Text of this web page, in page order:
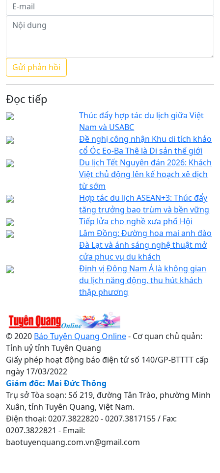
Đọc tiếp
Thúc đẩy hợp tác du lịch giữa Việt
Nam và USABC
Đề nghị công nhận Khu di tích khảo
cổ Óc Eo-Ba Thê là Di sản thế giới
Du lịch Tết Nguyên đán 2026: Khách
Việt chủ động lên kế hoạch xê dịch
từ sớm
Hợp tác du lịch ASEAN+3: Thúc đẩy
tăng trưởng bao trùm và bền vững
Tiếp lửa cho nghề xưa phố Hội
Lâm Đồng: Đường hoa mai anh đào
Đà Lạt và ánh sáng nghệ thuật mở
cửa phục vụ du khách
Định vị Đông Nam Á là không gian
du lịch năng động, thu hút khách
thập phương
© 2020 Báo Tuyên Quang Online- Cơ quan chủ quản:
Tỉnh uỷ tỉnh Tuyên Quang
Giấy phép hoạt động báo điện tử số 140/GP-BTTTT cấp
ngày 17/03/2022
Giám đốc: Mai Đức Thông
Trụ sở Tòa soạn: Số 219, đường Tân Trào, phường Minh
Xuân, tỉnh Tuyên Quang, Việt Nam.
Điện thoại: 0207.3822820 - 0207.3817155 / Fax:
0207.3822821 - Email:
baotuyenquang.com.vn@gmail.com